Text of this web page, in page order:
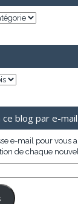
blog par e-mail.
e-mail pour vous
de chaque